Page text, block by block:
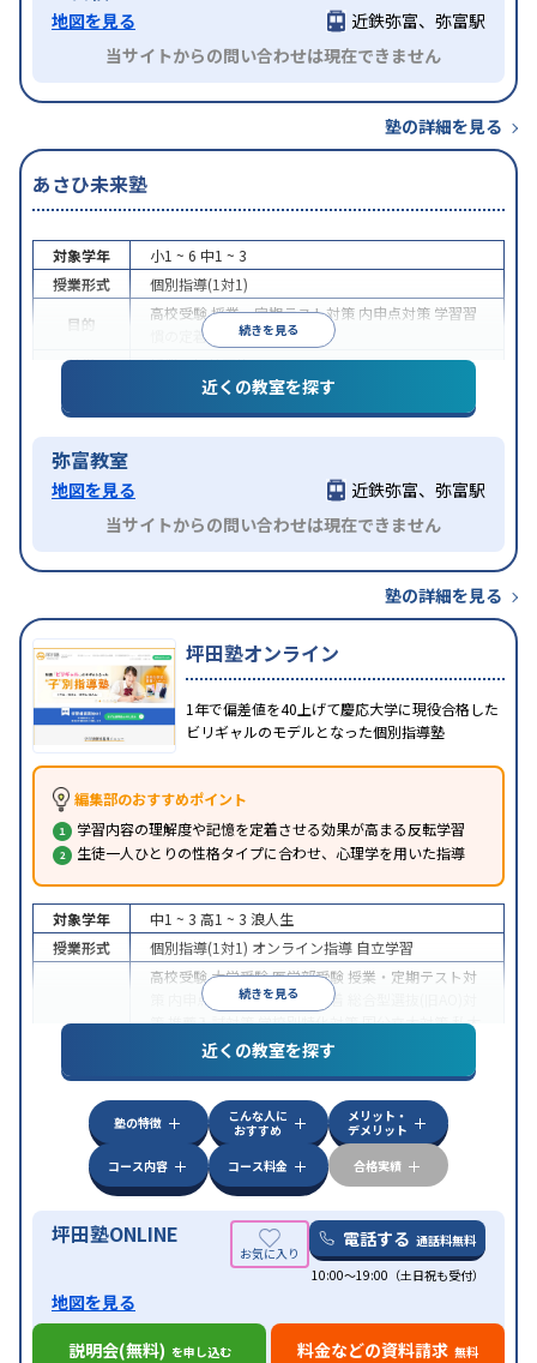
地図を見る
近鉄弥富、弥富駅
当サイトからの問い合わせは現在できません
塾の詳細を見る
あさひ未来塾
続きを見る
対象学年 小1 ~ 6 中1 ~ 3
授業形式
個別指導(1対1)
目的
高校受験授業・定期テスト対策 内申点対策 学習習
慣の定着
特徴
授業の振替可能
近くの教室を探す
弥富教室
地図を見る
近鉄弥富、弥富駅
当サイトからの問い合わせは現在できません
塾の詳細を見る
坪田塾オンライン
1年で偏差値を40上げて慶応大学に現役合格した
ビリギャルのモデルとなった個別指導塾
編集部のおすすめポイント
学習内容の理解度や記憶を定着させる効果が高まる反転学習
生徒一人ひとりの性格タイプに合わせ、心理学を用いた指導
続きを見る
対象学年 中1 ~ 3 高1 ~ 3 浪人生
授業形式
個別指導(1対1) オンライン指導 自立学習
高校受験大学受験医学部受験 授業・定期テスト対
内申点対策学習習慣の定着
策推薦入試対策学校別特化対策国公立大対策私大
共通テスト対策英検(英語検定)対策
その
特徴
中高一貫校生に対応授業の振替可能 不登校生に対
学習にPC・タブレットを利用オンライン対応
科目から受講可能季節講習のみの受講可発達障害
の子どもに対応
近くの教室を探す
塾の特徴
こんな人に
おすすめ
メリット・
デメリット
コース内容
コース料金 合格実績
坪田塾ONLINE 電話する 通話料無料
10:00～19:00（土日祝も受付）
地図を見る
説明会(無料) を申し込む 料金などの資料請求 無料